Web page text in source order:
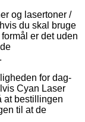
og lasertoner /
du skal bruge
er det uden
for dag-
Cyan Laser
at bestillingen
til at de